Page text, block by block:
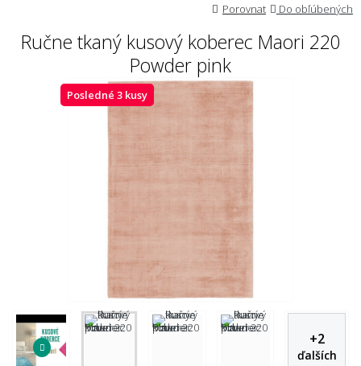
Porovnat Do obľúbených
Ručne tkaný kusový koberec Maori 220
Powder pink
Posledné 3 kusy
+2
ďalších